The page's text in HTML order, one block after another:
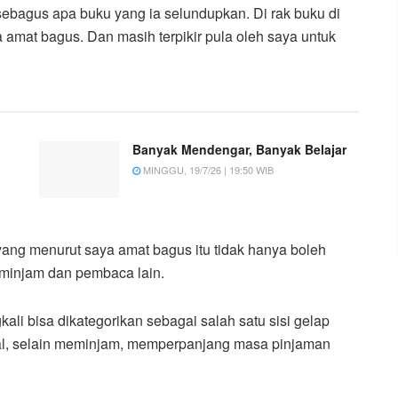
apa buku yang ia selundupkan. Di rak buku di
bagus. Dan masih terpikir pula oleh saya untuk
Banyak Mendengar, Banyak Belajar
MINGGU, 19/7/26 | 19:50 WIB
menurut saya amat bagus itu tidak hanya boleh
dan pembaca lain.
bisa dikategorikan sebagai salah satu sisi gelap
selain meminjam, memperpanjang masa pinjaman